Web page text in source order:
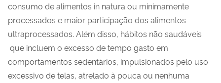
consumo de alimentos in natura ou minimamente
processados e maior participação dos alimentos
ultraprocessados. Além disso, hábitos não saudáveis
que incluem o excesso de tempo gasto em
comportamentos sedentários, impulsionados pelo uso
excessivo de telas, atrelado à pouca ou nenhuma